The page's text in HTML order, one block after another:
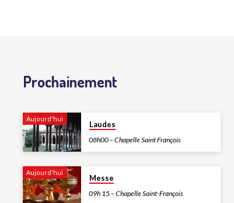
Prochainement
Aujourd'hui
Laudes
08h00 – Chapelle Saint François
Aujourd'hui
Messe
09h 15 – Chapelle Saint-François